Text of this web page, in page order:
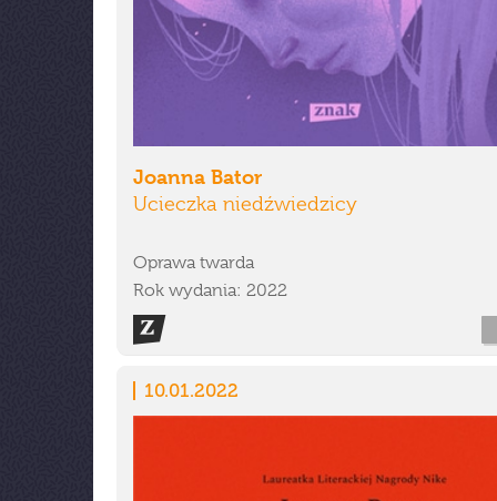
Joanna Bator
Ucieczka niedźwiedzicy
Oprawa twarda
Rok wydania: 2022
10.01.2022